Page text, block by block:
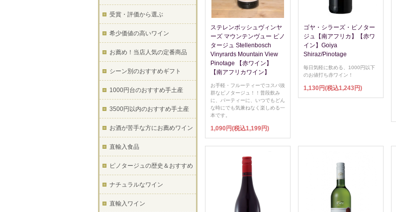
ステレンボッシュヴィンヤ
ーズ マウンテンヴュー ピノ
タージュ Stellenbosch
Vinyrards Mountain View
Pinotage 【赤ワイン】
【南アフリカワイン】
お手軽・フルーティーでコスパ抜
群なピノタージュ！！普段飲み
に、パーティーに、いつでもどん
な時にでも気兼ねなく楽しめる一
本です。
1,090円(税込1,199円)
ゴヤ・シラーズ・ピノター
ジュ【南アフリカ】【赤ワ
イン】Goiya
Shiraz/Pinotage
毎日気軽に飲める、1000円以下
のお値打ち赤ワイン！
1,130円(税込1,243円)
受賞・評価から選ぶ
希少価値の高いワイン
お薦め！当店人気の定番商品
シーン別のおすすめギフト
1000円台のおすすめ手土産
3500円以内のおすすめ手土産
お酒が苦手な方にお薦めワイン
直輸入食品
ピノタージュの歴史＆おすすめ
ナチュラルなワイン
直輸入ワイン